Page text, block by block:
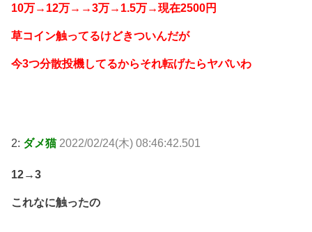
10万→12万→→3万→1.5万→現在2500円
草コイン触ってるけどきついんだが
今3つ分散投機してるからそれ転げたらヤバいわ
2: ダメ猫 2022/02/24(木) 08:46:42.501
12→3
これなに触ったの